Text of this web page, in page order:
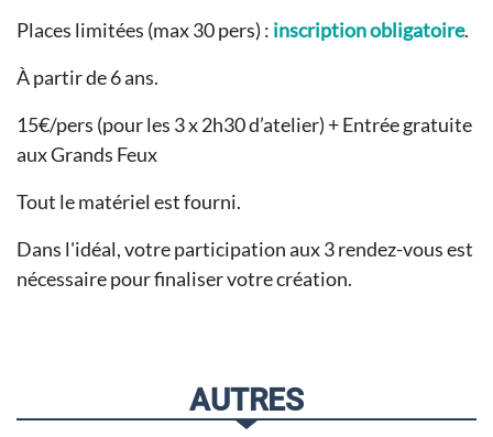
Places limitées (max 30 pers) : inscription obligatoire.
À partir de 6 ans.
15€/pers (pour les 3 x 2h30 d’atelier) + Entrée gratuite
aux Grands Feux
Tout le matériel est fourni.
Dans l'idéal, votre participation aux 3 rendez-vous est
nécessaire pour finaliser votre création.
AUTRES